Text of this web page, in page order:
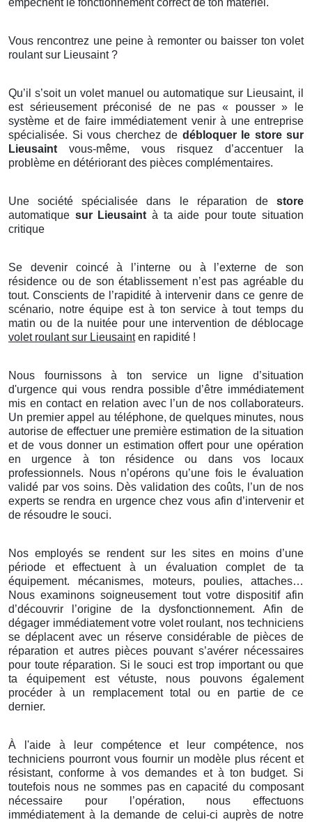
empêchent le fonctionnement correct de ton matériel.
Vous rencontrez une peine à remonter ou baisser ton volet
roulant sur Lieusaint ?
Qu’il s’soit un volet manuel ou automatique sur Lieusaint, il
est sérieusement préconisé de ne pas « pousser » le
système et de faire immédiatement venir à une entreprise
spécialisée. Si vous cherchez de débloquer le store sur
Lieusaint vous-même, vous risquez d’accentuer la
problème en détériorant des pièces complémentaires.
Une société spécialisée dans le réparation de store
automatique sur Lieusaint à ta aide pour toute situation
critique
Se devenir coincé à l’interne ou à l’externe de son
résidence ou de son établissement n’est pas agréable du
tout. Conscients de l’rapidité à intervenir dans ce genre de
scénario, notre équipe est à ton service à tout temps du
matin ou de la nuitée pour une intervention de déblocage
volet roulant sur Lieusainten rapidité !
Nous fournissons à ton service un ligne d’situation
d'urgence qui vous rendra possible d’être immédiatement
mis en contact en relation avec l’un de nos collaborateurs.
Un premier appel au téléphone, de quelques minutes, nous
autorise de effectuer une première estimation de la situation
et de vous donner un estimation offert pour une opération
en urgence à ton résidence ou dans vos locaux
professionnels. Nous n’opérons qu’une fois le évaluation
validé par vos soins. Dès validation des coûts, l’un de nos
experts se rendra en urgence chez vous afin d’intervenir et
de résoudre le souci.
Nos employés se rendent sur les sites en moins d’une
période et effectuent à un évaluation complet de ta
équipement. mécanismes, moteurs, poulies, attaches…
Nous examinons soigneusement tout votre dispositif afin
d’découvrir l’origine de la dysfonctionnement. Afin de
dégager immédiatement votre volet roulant, nos techniciens
se déplacent avec un réserve considérable de pièces de
réparation et autres pièces pouvant s’avérer nécessaires
pour toute réparation. Si le souci est trop important ou que
ta équipement est vétuste, nous pouvons également
procéder à un remplacement total ou en partie de ce
dernier.
À l'aide à leur compétence et leur compétence, nos
techniciens pourront vous fournir un modèle plus récent et
résistant, conforme à vos demandes et à ton budget. Si
toutefois nous ne sommes pas en capacité du composant
nécessaire pour l’opération, nous effectuons
immédiatement à la demande de celui-ci auprès de notre